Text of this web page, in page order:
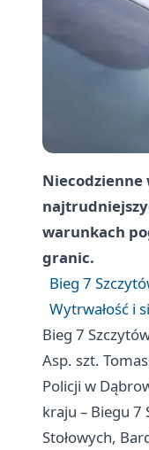
Niecodzienne
warunkach
granic.
Bieg 7
Wytrwałość i
Bieg 7
Asp. szt.
Policji w
kraju – Biegu 7
Stołowych,